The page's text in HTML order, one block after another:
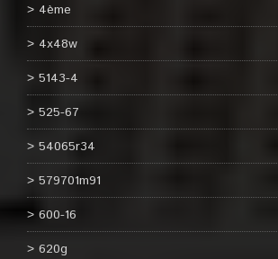
4ème
4x48w
5143-4
525-67
54065r34
579701m91
600-16
620g